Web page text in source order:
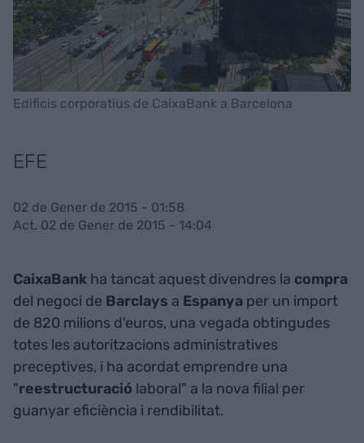
Edificis corporatius de CaixaBank a Barcelona
EFE
02 de Gener de 2015 - 01:58
Act. 02 de Gener de 2015 - 14:04
CaixaBank ha tancat aquest divendres la compra
del negoci de Barclays a Espanya per un import
de 820 milions d'euros, una vegada obtingudes
totes les autoritzacions administratives
preceptives, i ha acordat emprendre una
"reestructuració laboral" a la nova filial per
guanyar eficiència i rendibilitat.